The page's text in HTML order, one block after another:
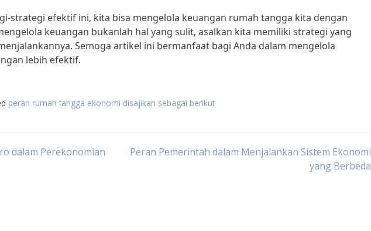
strategi efektif ini, kita bisa mengelola keuangan rumah tangga kita dengan
keuangan bukanlah hal yang sulit, asalkan kita memiliki strategi yang
Semoga artikel ini bermanfaat bagi Anda dalam mengelola
lebih efektif.
peran rumah tangga ekonomi disajikan sebagai berikut
dalam Perekonomian
Peran Pemerintah dalam Menjalankan Sistem Ekonomi
yang Berbeda